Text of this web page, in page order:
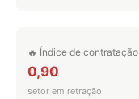
🔥 Índice de contratação
0,90
setor em retração